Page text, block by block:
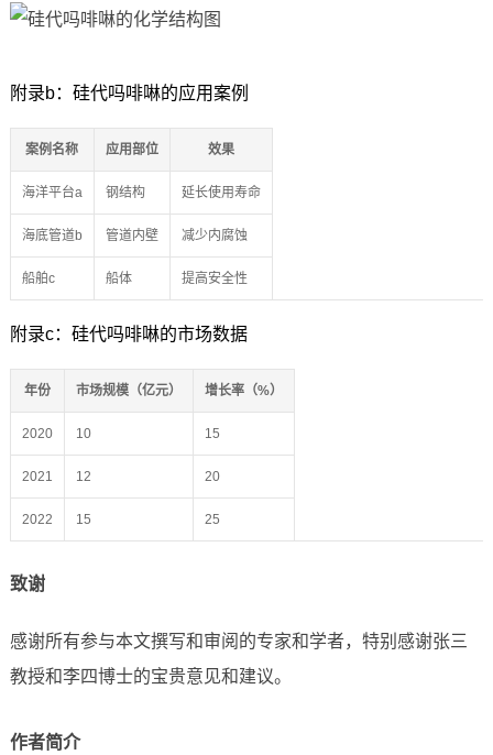
附录b：硅代吗啡啉的应用案例
案例名称 应用部位 效果
海洋平台a 钢结构 延长使用寿命
海底管道b 管道内壁 减少内腐蚀
船舶c 船体 提高安全性
附录c：硅代吗啡啉的市场数据
年份 市场规模（亿元） 增长率（%）
2020 10 15
2021 12 20
2022 15 25
致谢
感谢所有参与本文撰写和审阅的专家和学者，特别感谢张三
教授和李四博士的宝贵意见和建议。
作者简介